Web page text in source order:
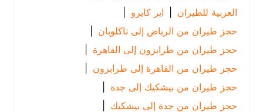
العربية للطيران | اير كايرو
|
حجز طيران من الرياض إلى تاكلوبان |
حجز طيران من طرابزون إلى القاهرة |
حجز طيران من القاهرة إلى طرابزون |
حجز طيران من بيشكيك إلى جدة
حجز طيران من جدة إلى بيشكيك |